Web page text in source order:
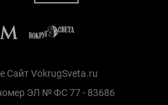
Сайт VokrugSveta.ru
ЭЛ № ФС 77 - 83686